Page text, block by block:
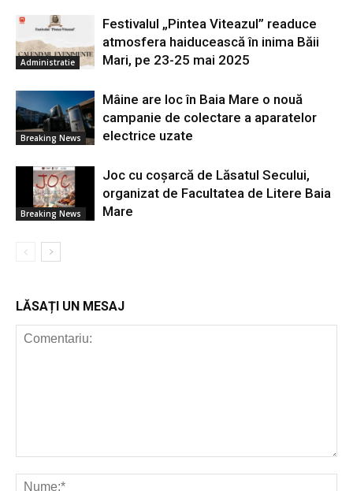
Administratie
Festivalul „Pintea Viteazul” readuce
atmosfera haiducească în inima Băii
Mari, pe 23-25 mai 2025
Breaking News
Mâine are loc în Baia Mare o nouă
campanie de colectare a aparatelor
electrice uzate
Breaking News
Joc cu coșarcă de Lăsatul Secului,
organizat de Facultatea de Litere Baia
Mare
LĂSAȚI UN MESAJ